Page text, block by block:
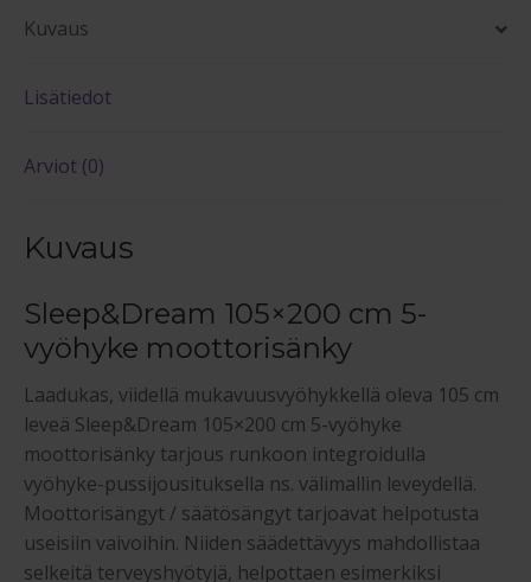
Kuvaus
Lisätiedot
Arviot (0)
Kuvaus
Sleep&Dream 105×200 cm 5-
vyöhyke moottorisänky
Laadukas, viidellä mukavuusvyöhykkellä oleva 105 cm
leveä Sleep&Dream 105×200 cm 5-vyöhyke
moottorisänky tarjous runkoon integroidulla
vyöhyke-pussijousituksella ns. välimallin leveydellä.
Moottorisängyt / säätösängyt tarjoavat helpotusta
useisiin vaivoihin. Niiden säädettävyys mahdollistaa
selkeitä terveyshyötyjä, helpottaen esimerkiksi